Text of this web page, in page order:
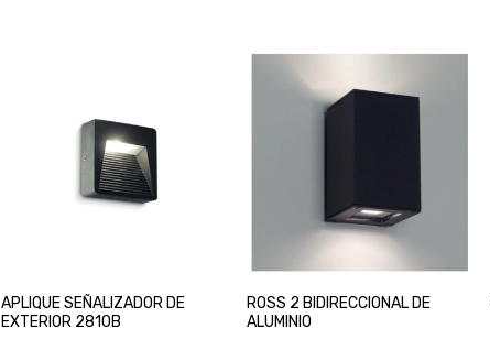
APLIQUE SEÑALIZADOR DE
EXTERIOR 2810B
ROSS 2 BIDIRECCIONAL DE
ALUMINIO